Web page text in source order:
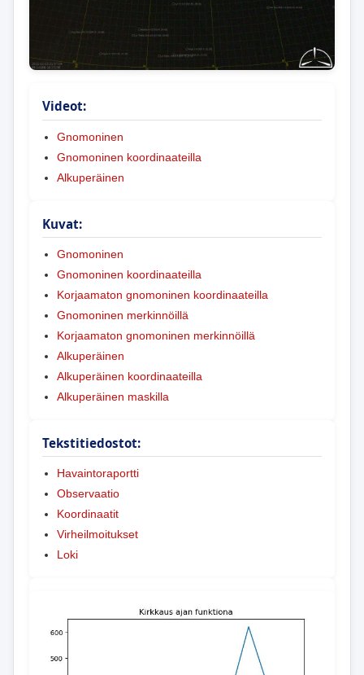
Videot:
Gnomoninen
Gnomoninen koordinaateilla
Alkuperäinen
Kuvat:
Gnomoninen
Gnomoninen koordinaateilla
Korjaamaton gnomoninen koordinaateilla
Gnomoninen merkinnöillä
Korjaamaton gnomoninen merkinnöillä
Alkuperäinen
Alkuperäinen koordinaateilla
Alkuperäinen maskilla
Tekstitiedostot:
Havaintoraportti
Observaatio
Koordinaatit
Virheilmoitukset
Loki